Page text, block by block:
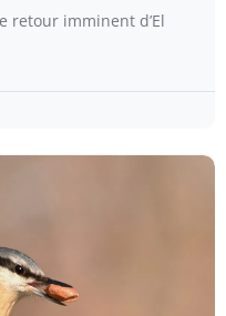
retour imminent d’El